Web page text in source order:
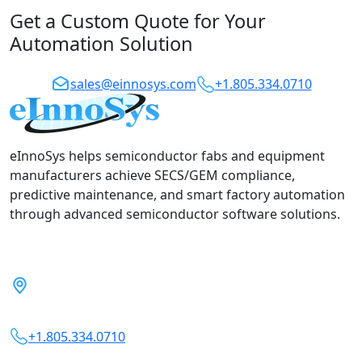
Get a Custom Quote for Your
Automation Solution
sales@einnosys.com +1.805.334.0710
eInnoSys helps semiconductor fabs and equipment
manufacturers achieve SECS/GEM compliance,
predictive maintenance, and smart factory automation
through advanced semiconductor software solutions.
+1.805.334.0710